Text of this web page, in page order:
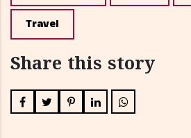
Travel
Share this story